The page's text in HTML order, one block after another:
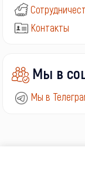
Контакты
Мы в
Мы в